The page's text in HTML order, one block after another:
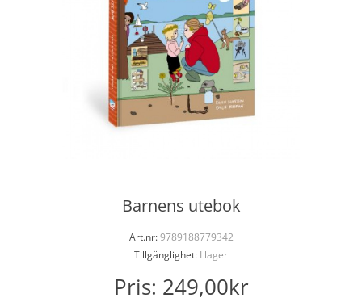
Barnens utebok
Art.nr:9789188779342
Tillgänglighet: I lager
Pris: 249,00kr